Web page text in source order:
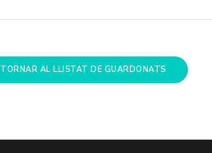
TORNAR AL LLISTAT DE GUARDONATS